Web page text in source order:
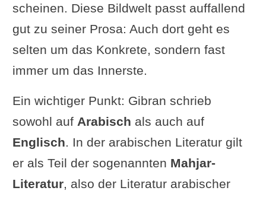
scheinen. Diese Bildwelt passt auffallend
gut zu seiner Prosa: Auch dort geht es
selten um das Konkrete, sondern fast
immer um das Innerste.
Ein wichtiger Punkt: Gibran schrieb
sowohl auf Arabisch als auch auf
Englisch. In der arabischen Literatur gilt
er als Teil der sogenannten Mahjar-
Literatur, also der Literatur arabischer